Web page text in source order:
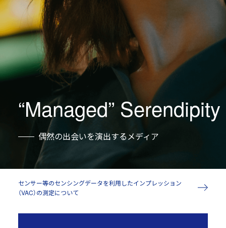
全国のスクリーン
お知らせ
Accountable
Addressable
Attributable
狙い撃ちビジョン
Figure the Real World
リアル世界の価値を再定義
“Managed” Serendipity
偶然の出会いを演出するメディア
Accountable
Addressable
Attributable
狙い撃ちビジョン
Figure the Real World
リアル世界の価値を再定義
センサー等のセンシングデータを利用したインプレッション
（VAC）の測定について